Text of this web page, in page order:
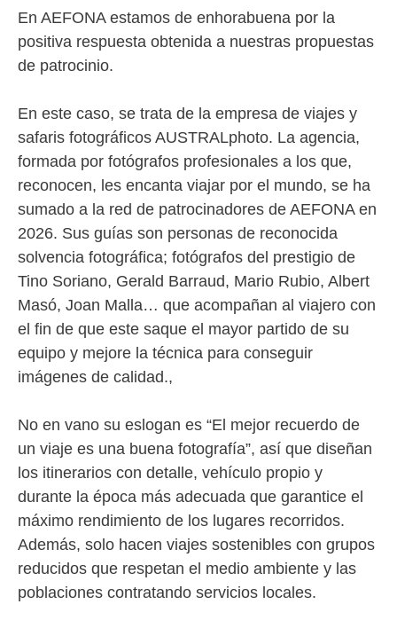
En AEFONA estamos de enhorabuena por la
positiva respuesta obtenida a nuestras propuestas
de patrocinio.
En este caso, se trata de la empresa de viajes y
safaris fotográficos AUSTRALphoto. La agencia,
formada por fotógrafos profesionales a los que,
reconocen, les encanta viajar por el mundo, se ha
sumado a la red de patrocinadores de AEFONA en
2026. Sus guías son personas de reconocida
solvencia fotográfica; fotógrafos del prestigio de
Tino Soriano, Gerald Barraud, Mario Rubio, Albert
Masó, Joan Malla… que acompañan al viajero con
el fin de que este saque el mayor partido de su
equipo y mejore la técnica para conseguir
imágenes de calidad.,
No en vano su eslogan es “El mejor recuerdo de
un viaje es una buena fotografía”, así que diseñan
los itinerarios con detalle, vehículo propio y
durante la época más adecuada que garantice el
máximo rendimiento de los lugares recorridos.
Además, solo hacen viajes sostenibles con grupos
reducidos que respetan el medio ambiente y las
poblaciones contratando servicios locales.